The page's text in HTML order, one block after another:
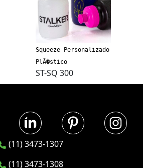
Squeeze Personalizado
PlÃ�stico
ST-SQ 300
(11) 3473-1307
(11) 3473-1308